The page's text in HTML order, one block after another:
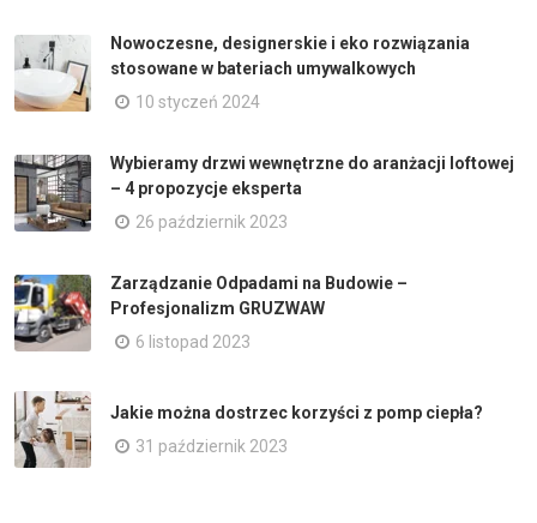
Nowoczesne, designerskie i eko rozwiązania
stosowane w bateriach umywalkowych
10 styczeń 2024
Wybieramy drzwi wewnętrzne do aranżacji loftowej
– 4 propozycje eksperta
26 październik 2023
Zarządzanie Odpadami na Budowie –
Profesjonalizm GRUZWAW
6 listopad 2023
Jakie można dostrzec korzyści z pomp ciepła?
31 październik 2023